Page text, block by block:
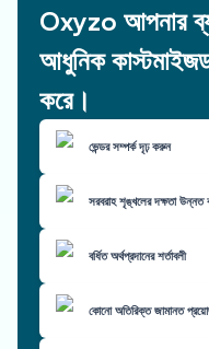
Oxyzo আপনার
আধুনিক কাস্টমাইজড
করে।
ভেন্ডর সম্পর্ক দৃঢ় করুন
সরবরাহ শৃঙ্খলের দক্ষতা
বর্ধিত অর্থপ্রদানের শর্তাবলী
কোনো অতিরিক্ত জামানত